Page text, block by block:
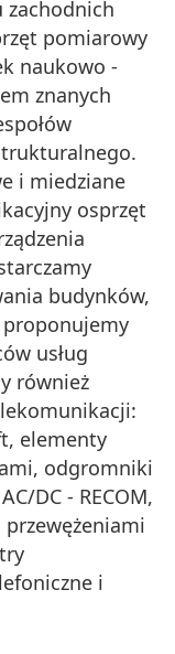
pomiarowy
naukowo -
znanych
i miedziane
osprzęt
budynków,
proponujemy
usług
również
elementy
odgromniki
DC - RECOM,
przewężeniami
i